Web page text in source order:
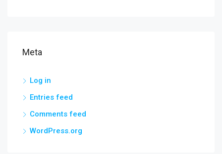
Meta
Log in
Entries feed
Comments feed
WordPress.org